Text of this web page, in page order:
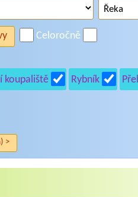
Celoročně
koupaliště Rybník
>